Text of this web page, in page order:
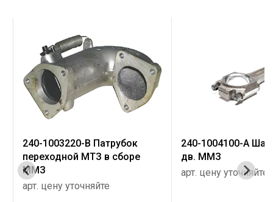
240-1003220-В Патрубок
переходной МТЗ в сборе
ММЗ
арт. цену уточняйте
240-1004100-А
дв. ММЗ
арт. цену уточняйте